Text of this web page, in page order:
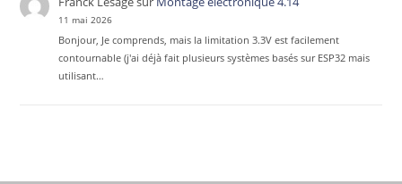
11 mai 2026
Bonjour, Je comprends, mais la limitation 3.3V est facilement
contournable (j'ai déjà fait plusieurs systèmes basés sur ESP32 mais
utilisant…